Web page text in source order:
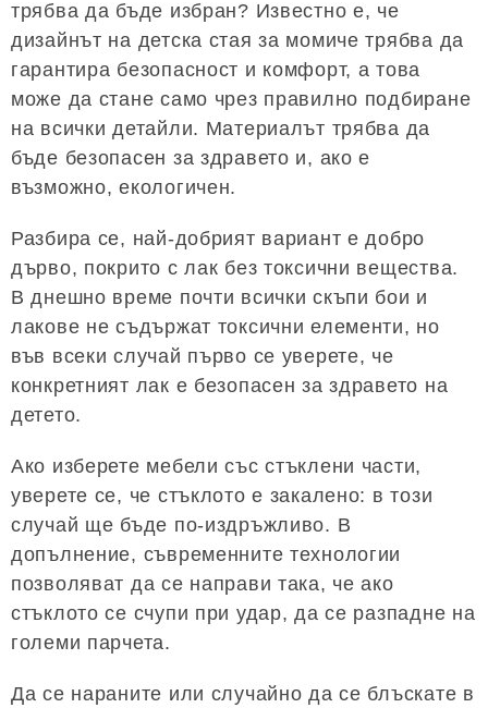
трябва да бъде избран? Известно е, че
дизайнът на детска стая за момиче трябва да
гарантира безопасност и комфорт, а това
може да стане само чрез правилно подбиране
на всички детайли. Материалът трябва да
бъде безопасен за здравето и, ако е
възможно, екологичен.
Разбира се, най-добрият вариант е добро
дърво, покрито с лак без токсични вещества.
В днешно време почти всички скъпи бои и
лакове не съдържат токсични елементи, но
във всеки случай първо се уверете, че
конкретният лак е безопасен за здравето на
детето.
Ако изберете мебели със стъклени части,
уверете се, че стъклото е закалено: в този
случай ще бъде по-издръжливо. В
допълнение, съвременните технологии
позволяват да се направи така, че ако
стъклото се счупи при удар, да се разпадне на
големи парчета.
Да се ​​нараните или случайно да се блъскате в